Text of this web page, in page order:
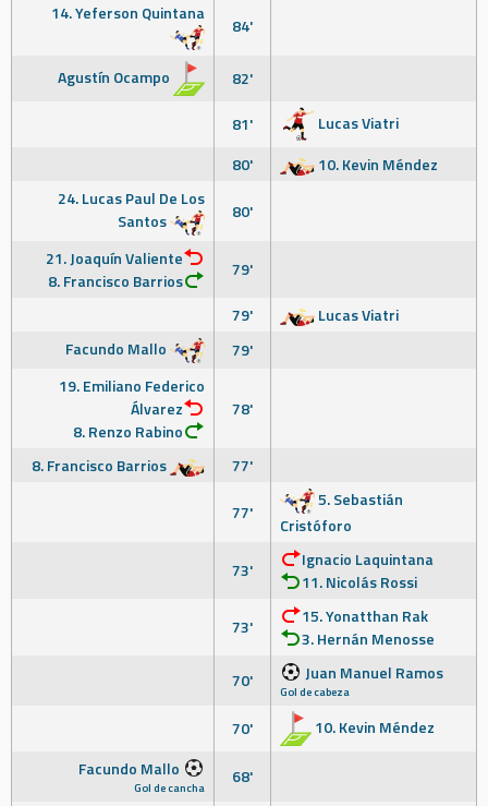
14. Yeferson Quintana
84'
Agustín Ocampo
82'
81'
Lucas Viatri
80'
10. Kevin Méndez
24. Lucas Paul De Los
Santos
80'
21. Joaquín Valiente
8. Francisco Barrios
79'
79'
Lucas Viatri
Facundo Mallo
79'
19. Emiliano Federico
Álvarez
8. Renzo Rabino
78'
8. Francisco Barrios 77'
77'
5. Sebastián
Cristóforo
73'
Ignacio Laquintana
11. Nicolás Rossi
73'
15. Yonatthan Rak
3. Hernán Menosse
70'
Juan Manuel Ramos
Gol de cabeza
70'
10. Kevin Méndez
Facundo Mallo
Gol de cancha
68'